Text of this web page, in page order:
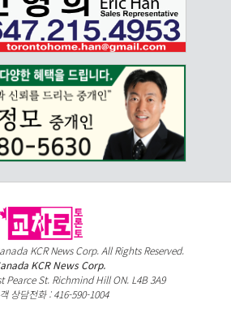
KCR News Corp. All Rights Reserved.
KCR News Corp.
Pearce St. Richmind Hill ON. L4B 3A9
상담전화 : 416-590-1004